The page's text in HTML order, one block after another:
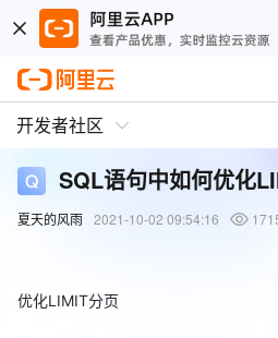
开发者社区
SQL语句中如何优化
夏天的风雨 2021-10-02 09:54:16
优化LIMIT分页